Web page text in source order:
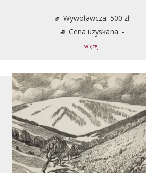
Wywoławcza: 500 zł
Cena uzyskana: -
... więcej ...